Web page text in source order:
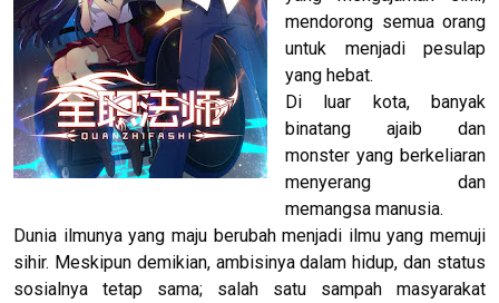
mendorong semua orang
untuk menjadi pesulap
yang hebat.
Di luar kota, banyak
binatang ajaib dan
monster yang berkeliaran
menyerang dan
memangsa manusia.
Dunia ilmunya yang maju berubah menjadi ilmu yang memuji
sihir. Meskipun demikian, ambisinya dalam hidup, dan status
sosialnya tetap sama; salah satu sampah masyarakat